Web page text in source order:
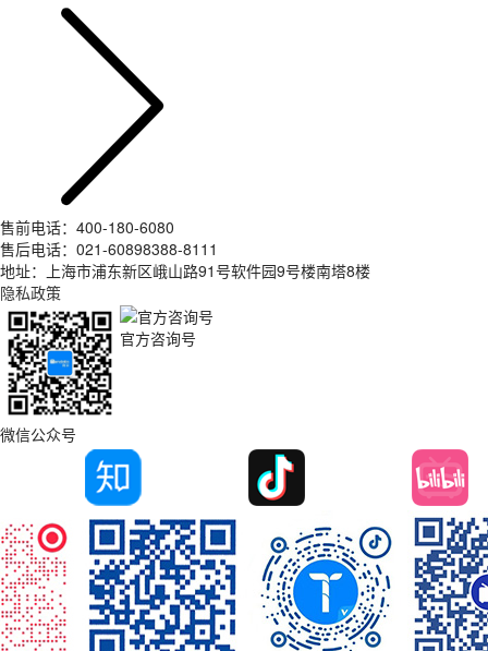
售前电话：400-180-6080
售后电话：021-60898388-8111
地址：上海市浦东新区峨山路91号软件园9号楼南塔8楼
隐私政策
微信公众号
官方咨询号